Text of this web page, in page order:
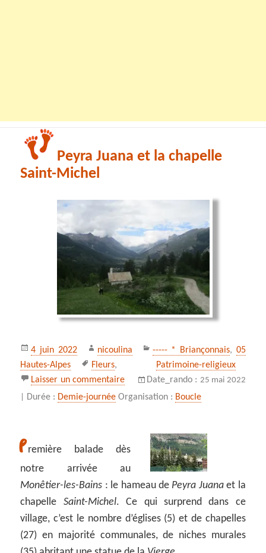
Peyra Juana et la chapelle
Saint-Michel
Publié
le
4 juin 2022 Auteur
nicoulina Catégories
----- * Briançonnais, 05
Hautes-Alpes
Mots-
clés
Fleurs,
Patrimoine-religieux
Laisser un commentaire sur Peyra Juana et la chapelle
Date_rando : 25 mai 2022
Durée : Demie-journée Organisation : Boucle
Première balade dès
notre arrivée au
Monêtier-les-Bains : le hameau de Peyra Juanaet la
chapelle Saint-Michel. Ce qui surprend dans ce
village, c’est le nombre d’églises (5) et de chapelles
(27) en majorité communales, de niches murales